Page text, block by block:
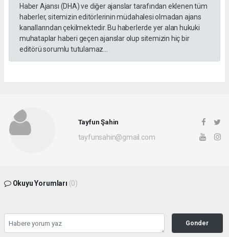
Haber Ajansı (DHA) ve diğer ajanslar tarafından eklenen tüm
haberler, sitemizin editörlerinin müdahalesi olmadan ajans
kanallarından çekilmektedir. Bu haberlerde yer alan hukuki
muhataplar haberi geçen ajanslar olup sitemizin hiç bir
editörü sorumlu tutulamaz...
Tayfun Şahin
tayfunsahin@gmail.com
Okuyu Yorumları (0)
Gonder